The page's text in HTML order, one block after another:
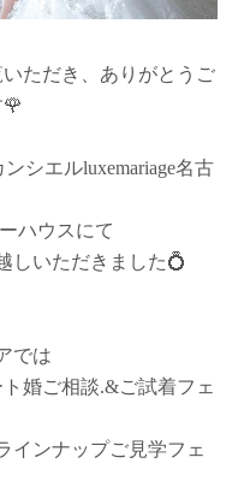
ただき、ありがとうご
シエルluxemariage名古
ハウスにて
しいただきました💍
では
婚ご相談.&ご試着フェ
インナップご見学フェ